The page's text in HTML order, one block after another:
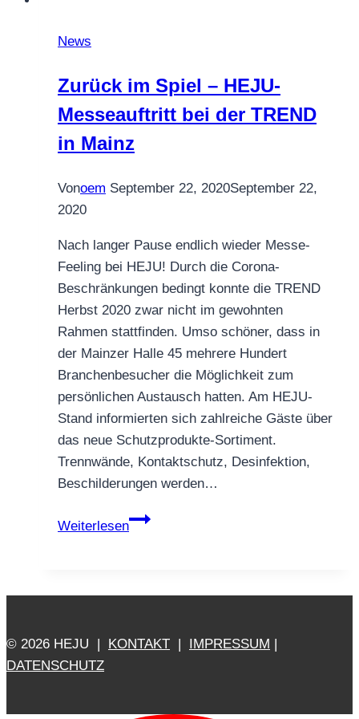
News
Zurück im Spiel – HEJU-
Messeauftritt bei der TREND
in Mainz
Vonoem September 22, 2020September 22,
2020
Nach langer Pause endlich wieder Messe-
Feeling bei HEJU! Durch die Corona-
Beschränkungen bedingt konnte die TREND
Herbst 2020 zwar nicht im gewohnten
Rahmen stattfinden. Umso schöner, dass in
der Mainzer Halle 45 mehrere Hundert
Branchenbesucher die Möglichkeit zum
persönlichen Austausch hatten. Am HEJU-
Stand informierten sich zahlreiche Gäste über
das neue Schutzprodukte-Sortiment.
Trennwände, Kontaktschutz, Desinfektion,
Beschilderungen werden…
Weiterlesen
Zurück
bei
in
© 2026 HEJU | KONTAKT | IMPRESSUM |
DATENSCHUTZ